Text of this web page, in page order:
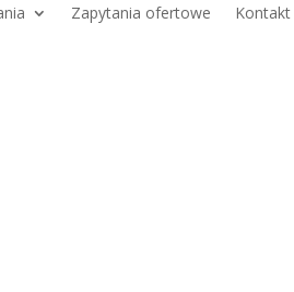
Zapytania ofertowe Kontakt